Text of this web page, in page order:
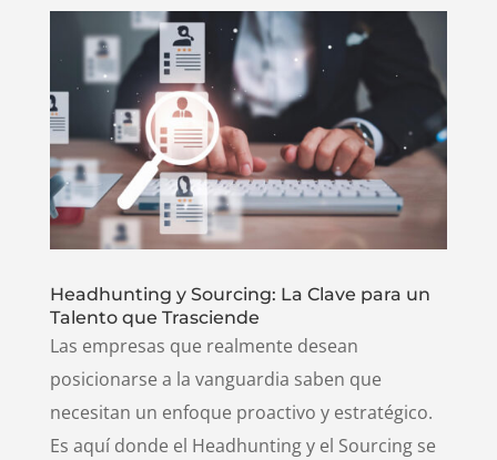
Headhunting y Sourcing: La Clave para un
Talento que Trasciende
Las empresas que realmente desean
posicionarse a la vanguardia saben que
necesitan un enfoque proactivo y estratégico.
Es aquí donde el Headhunting y el Sourcing se